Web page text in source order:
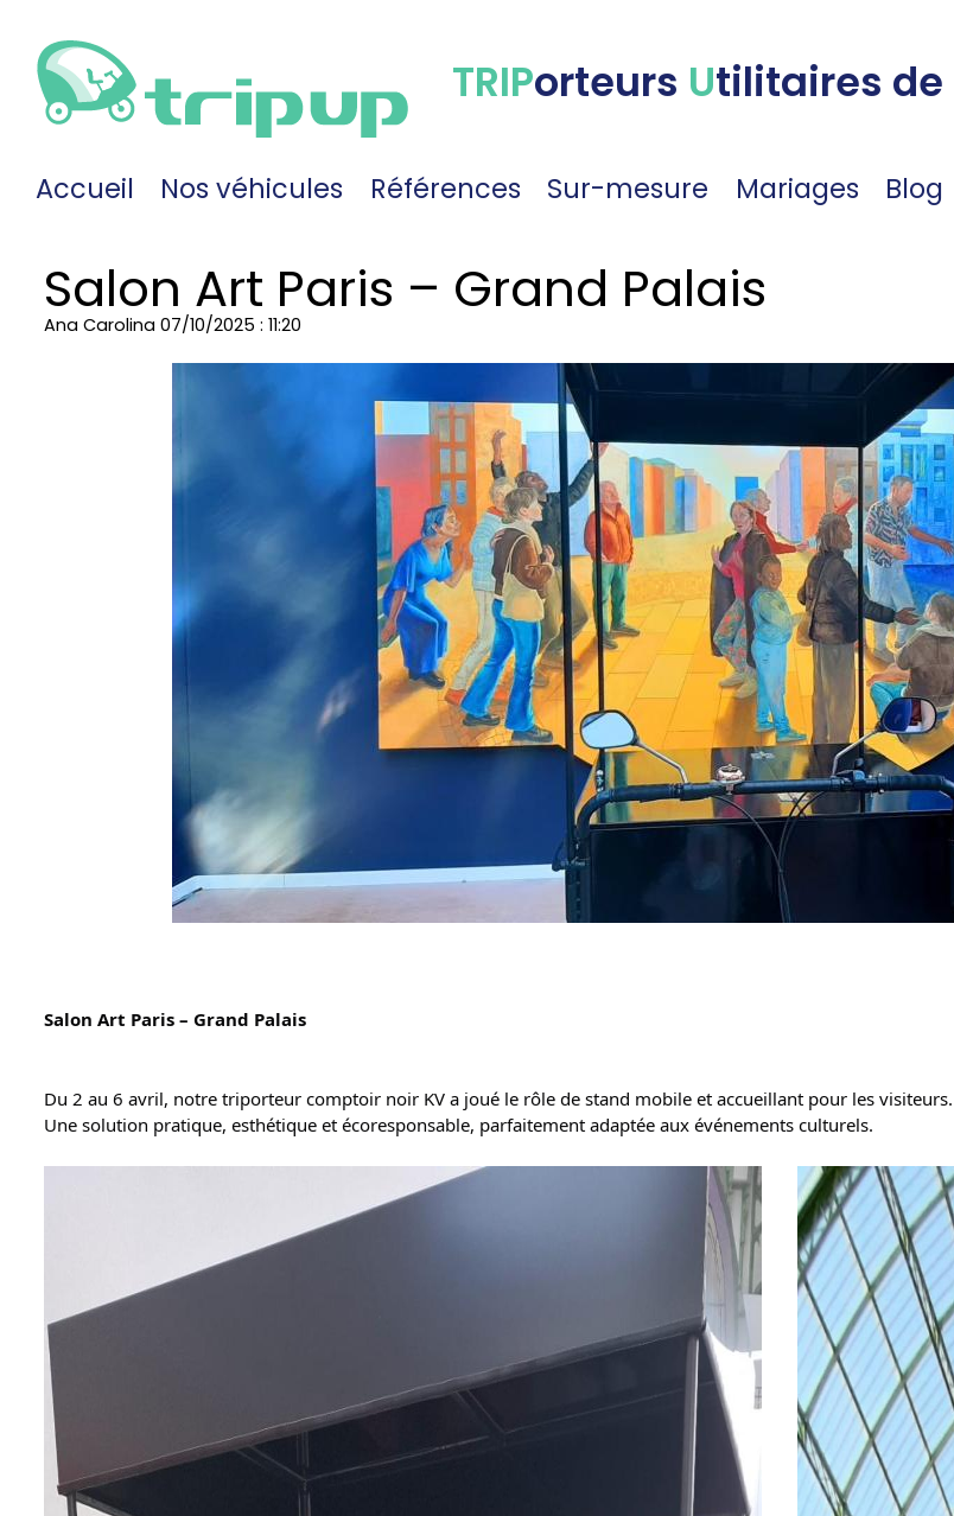
TRIPorteurs Utilitaires de
Accueil Nos véhicules Références Sur-mesure Mariages Blog
Salon Art Paris – Grand Palais
Ana Carolina 07/10/2025 : 11:20
Salon Art Paris – Grand Palais
Du 2 au 6 avril, notre triporteur comptoir noir KV a joué le rôle de stand mobile et accueillant pour les visiteurs.
Une solution pratique, esthétique et écoresponsable, parfaitement adaptée aux événements culturels.